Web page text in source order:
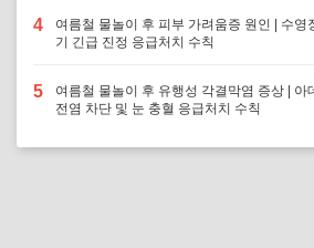
4
여름철 물놀이 후 피부 가려움증 원인 | 수영
기 긴급 진정 응급처치 수칙
5
여름철 물놀이 후 유행성 각결막염 증상 | 아
전염 차단 및 눈 충혈 응급처치 수칙